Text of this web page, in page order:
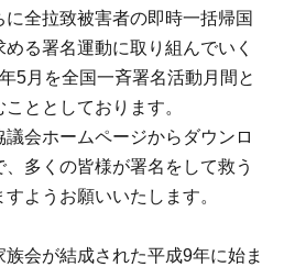
全拉致被害者の即時一括帰国
る署名運動に取り組んでいく
5月を全国一斉署名活動月間と
ととしております。
会ホームページからダウンロ
多くの皆様が署名をして救う
ようお願いいたします。
会が結成された平成9年に始ま